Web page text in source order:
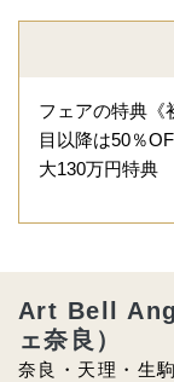
フェアの特典《
目以降は50％
大130万円特典
奈良・天理・生
Art Bell
ェ奈良）